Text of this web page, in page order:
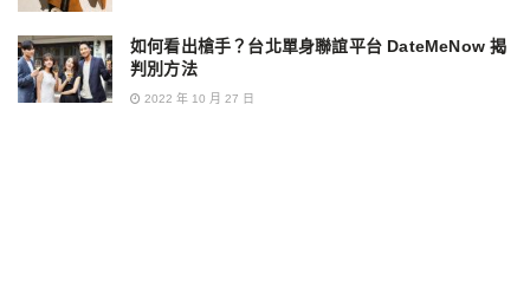
如何看出槍手？台北單身聯誼平台 DateMeNow 揭
判別方法
2022 年 10 月 27 日